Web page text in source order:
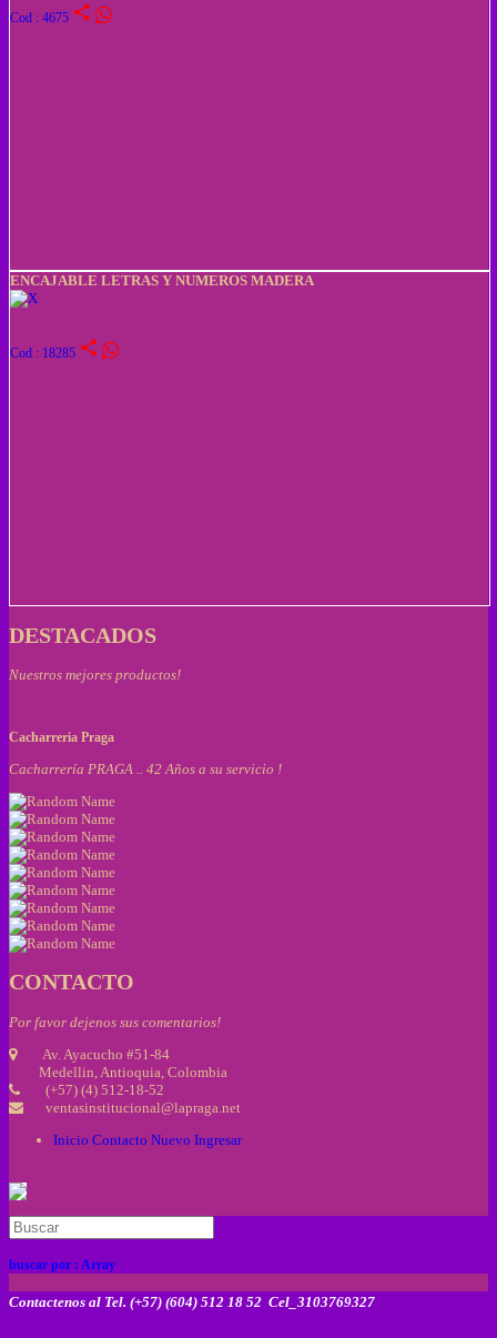
Cod : 4675 share
ENCAJABLE LETRAS Y NUMEROS MADERA
Cod : 18285 share
DESTACADOS
Nuestros mejores productos!
Cacharreria Praga
Cacharrería PRAGA .. 42 Años a su servicio !
CONTACTO
Por favor dejenos sus comentarios!
Av. Ayacucho #51-84
Medellin, Antioquia, Colombia
(+57) (4) 512-18-52
ventasinstitucional@lapraga.net
Inicio Contacto Nuevo Ingresar
buscar por : Array
Contactenos al Tel. (+57) (604) 512 18 52 Cel_3103769327